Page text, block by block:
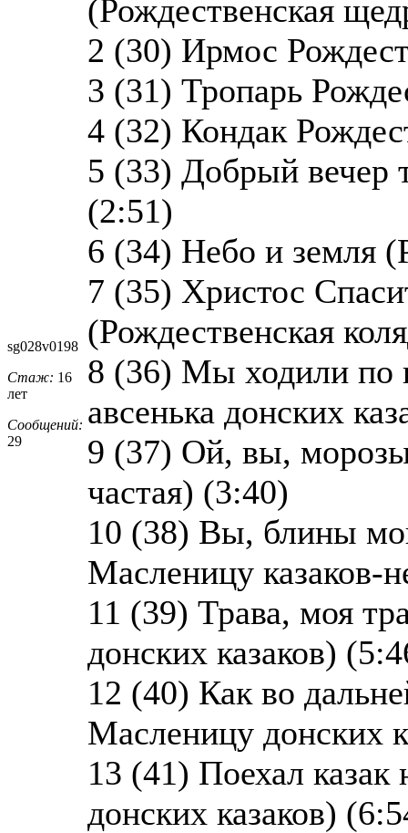
sg028v0198
Стаж: 16
лет
Сообщений:
29
(Рождественская
2 (30) Ирмос
3 (31) Тропарь
4 (32) Кондак
5 (33) Добрый вечер
(2:51)
6 (34) Небо и земля
7 (35) Христос
(Рождественская
8 (36) Мы ходили по
авсенька донских
9 (37) Ой, вы,
частая) (3:40)
10 (38) Вы, блины
Масленицу казаков-
11 (39) Трава, моя
донских казаков)
12 (40) Как во
Масленицу донских
13 (41) Поехал
донских казаков)